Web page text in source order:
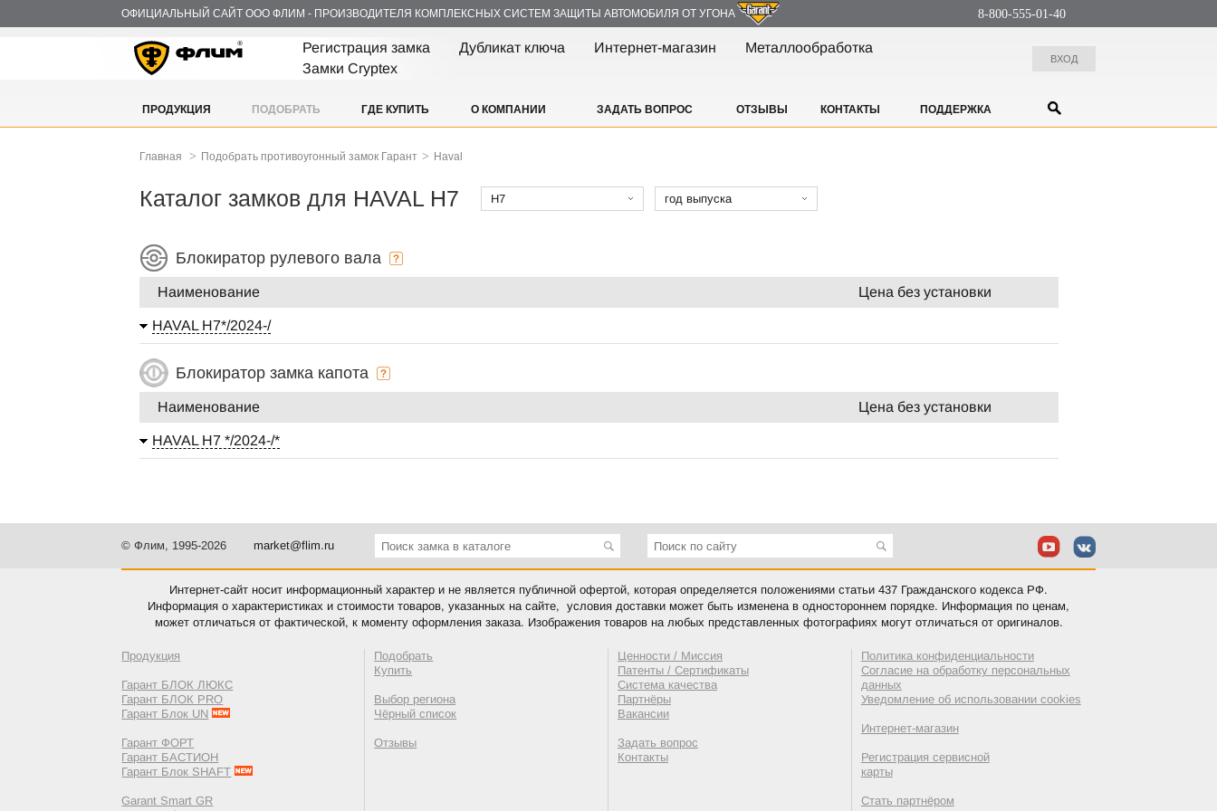
ОФИЦИАЛЬНЫЙ САЙТ ООО ФЛИМ - ПРОИЗВОДИТЕЛЯ КОМПЛЕКСНЫХ СИСТЕМ ЗАЩИТЫ АВТОМОБИЛЯ ОТ УГОНА 8-800-555-01-40
Регистрация замка Дубликат ключа Интернет-магазин
Металлообработка
Замки Cryptex
ВХОД
ПРОДУКЦИЯ ПОДОБРАТЬ ГДЕ КУПИТЬ О КОМПАНИИ ЗАДАТЬ ВОПРОС ОТЗЫВЫ КОНТАКТЫ ПОДДЕРЖКА
Главная > Подобрать противоугонный замок Гарант > Haval
Каталог замков для HAVAL H7 H7 год выпуска
Блокиратор рулевого вала
Наименование Цена без установки
HAVAL H7*/2024-/
Блокиратор замка капота
Наименование Цена без установки
HAVAL H7 */2024-/*
© Флим, 1995-2026 market@flim.ru
Интернет-сайт носит информационный характер и не является публичной офертой, которая определяется положениями статьи 437 Гражданского кодекса РФ.
Информация о характеристиках и стоимости товаров, указанных на сайте, условия доставки может быть изменена в одностороннем порядке. Информация по ценам,
может отличаться от фактической, к моменту оформления заказа. Изображения товаров на любых представленных фотографиях могут отличаться от оригиналов.
Продукция
Гарант БЛОК ЛЮКС
Гарант БЛОК PRO
Гарант Блок UN
Гарант ФОРТ
Гарант БАСТИОН
Гарант Блок SHAFT
Garant Smart GR
Подобрать
Купить
Выбор региона
Чёрный список
Отзывы
Ценности / Миссия
Патенты / Сертификаты
Система качества
Партнёры
Вакансии
Задать вопрос
Контакты
Политика конфиденциальности
Согласие на обработку персональных
данных
Уведомление об использовании cookies
Интернет-магазин
Регистрация сервисной
карты
Стать партнёром